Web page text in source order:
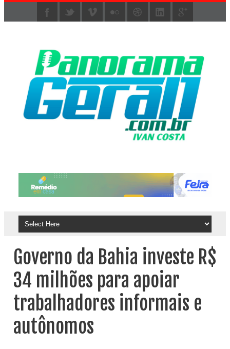
Governo da Bahia investe R$
34 milhões para apoiar
trabalhadores informais e
autônomos